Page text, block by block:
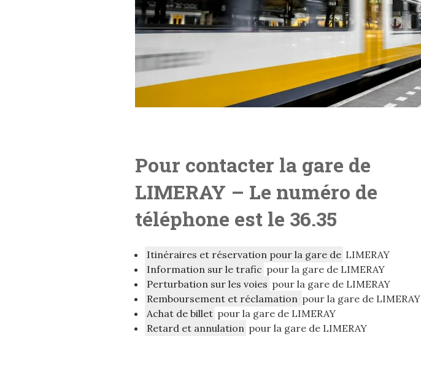
Pour contacter la gare de
LIMERAY – Le numéro de
téléphone est le 36.35
Itinéraires et réservation pour la gare de LIMERAY
Information sur le trafic pour la gare de LIMERAY
Perturbation sur les voies pour la gare de LIMERAY
Remboursement et réclamation pour la gare de LIMERAY
Achat de billet pour la gare de LIMERAY
Retard et annulation pour la gare de LIMERAY